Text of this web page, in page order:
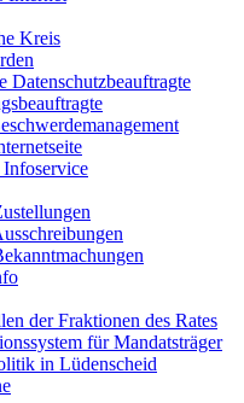
Kreis
Datenschutzbeauftragte
der Fraktionen des Rates
für Mandatsträger
in Lüdenscheid